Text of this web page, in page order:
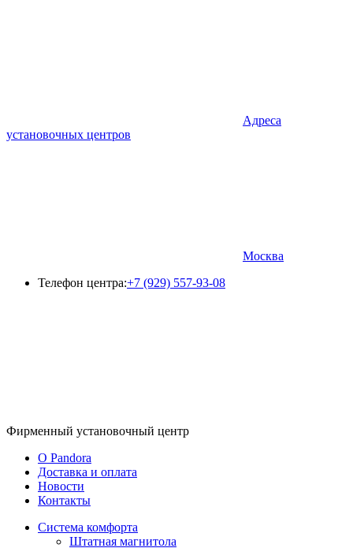
Адреса
установочных центров
Москва
Телефон центра:+7 (929) 557-93-08
Фирменный установочный центр
O Pandora
Доставка и оплата
Новости
Контакты
Система комфорта
Штатная магнитола